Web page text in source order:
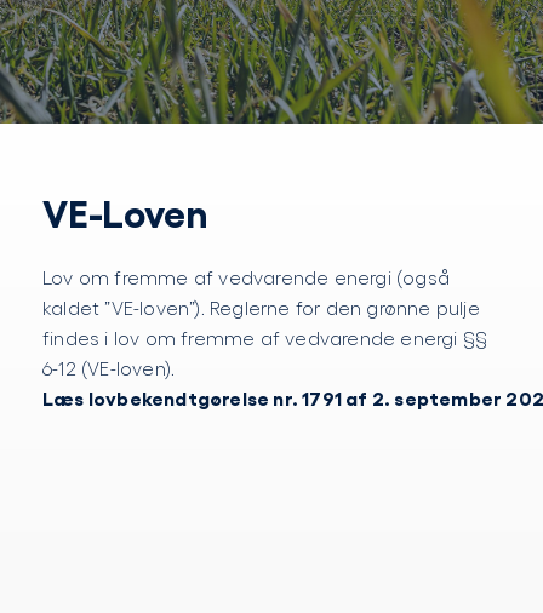
VE-Loven
Lov om fremme af vedvarende energi (også
kaldet ”VE-loven”). Reglerne for den grønne pulje
findes i lov om fremme af vedvarende energi §§
6-12 (VE-loven).
Læs lovbekendtgørelse nr. 1791 af 2. september